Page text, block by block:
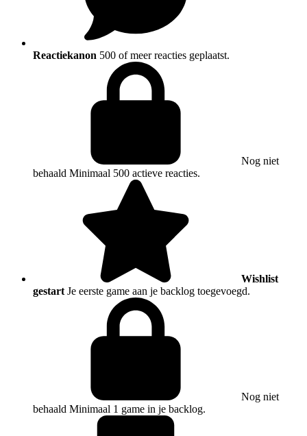
Reactiekanon 500 of meer reacties geplaatst.
Nog niet
behaald Minimaal 500 actieve reacties.
Wishlist
gestart Je eerste game aan je backlog toegevoegd.
Nog niet
behaald Minimaal 1 game in je backlog.